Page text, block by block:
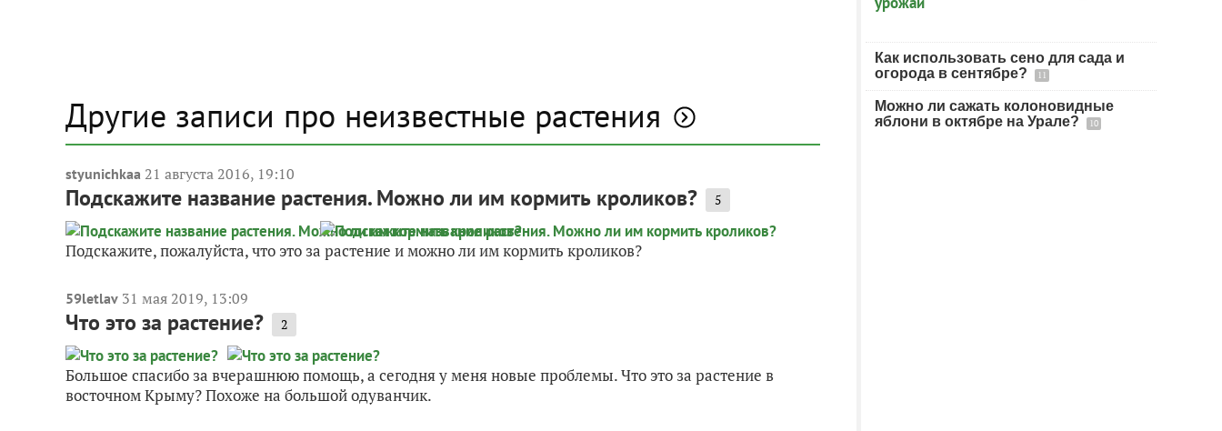
Другие записи про неизвестные растения
styunichkaa 21 августа 2016, 19:10
Подскажите название растения. Можно ли им кормить кроликов? 5
Подскажите, пожалуйста, что это за растение и можно ли им кормить кроликов?
59letlav 31 мая 2019, 13:09
Что это за растение? 2
Большое спасибо за вчерашнюю помощь, а сегодня у меня новые проблемы. Что это за растение в
восточном Крыму? Похоже на большой одуванчик.
Как использовать сено для сада и
огорода в сентябре?
11
Можно ли сажать колоновидные
яблони в октябре на Урале?
10